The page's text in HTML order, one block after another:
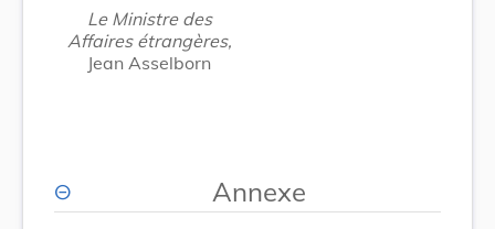
Le Ministre des
Affaires étrangères,
Jean Asselborn
Annexe